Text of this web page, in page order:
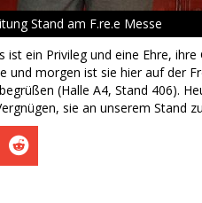
Stand am F.re.e Messe
ist ein Privileg und eine Ehre,
und morgen ist sie hier auf der
(Halle A4, Stand 406).
sie an unserem Stand